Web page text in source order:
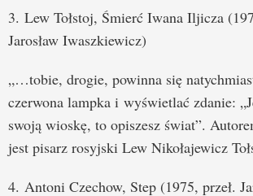
3. Lew Tołstoj, Śmierć Iwana Iljicza
Jarosław Iwaszkiewicz)
„…tobie, drogie, powinna się
czerwona lampka i wyświetlać zdanie:
swoją wioskę, to opiszesz świat”.
jest pisarz rosyjski Lew Nikołajewicz
4. Antoni Czechow, Step (1975, przeł.